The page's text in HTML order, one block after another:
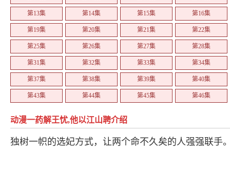
第13集 第14集 第15集 第16集
第19集 第20集 第21集 第22集
第25集 第26集 第27集 第28集
第31集 第32集 第33集 第34集
第37集 第38集 第39集 第40集
第43集 第44集 第45集 第46集
第55集 第56集 第57集 第58集
第61集 第62集 第63集 第64集
动漫一药解王忧,他以江山聘介绍
独树一帜的选妃方式，让两个命不久矣的人强强联手